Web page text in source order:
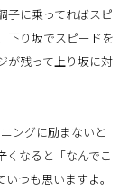
子に乗ってればスピ
下り坂でスピードを
が残って上り坂に対
ングに励まないと
くなると「なんでこ
つも思いますよ。